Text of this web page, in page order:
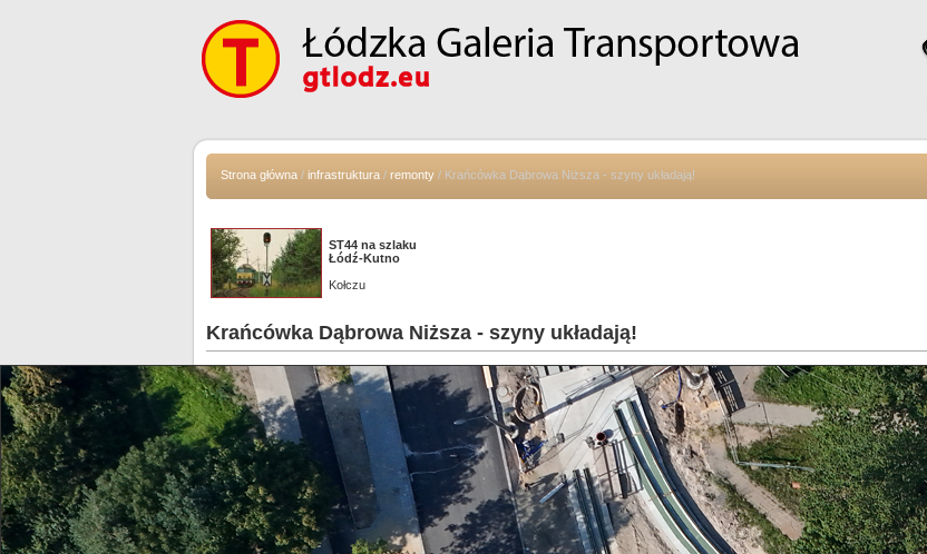
Strona główna / infrastruktura / remonty / Krańcówka Dąbrowa Niższa - szyny układają!
ST44 na szlaku
Łódź-Kutno
Kołczu
Krańcówka Dąbrowa Niższa - szyny układają!